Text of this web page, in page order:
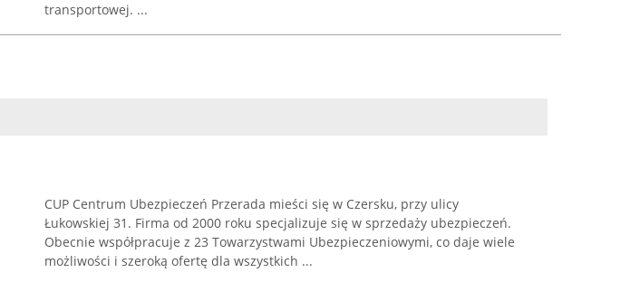
transportowej. ...
CUP Centrum Ubezpieczeń Przerada mieści się w Czersku, przy ulicy
Łukowskiej 31. Firma od 2000 roku specjalizuje się w sprzedaży ubezpieczeń.
Obecnie współpracuje z 23 Towarzystwami Ubezpieczeniowymi, co daje wiele
możliwości i szeroką ofertę dla wszystkich ...